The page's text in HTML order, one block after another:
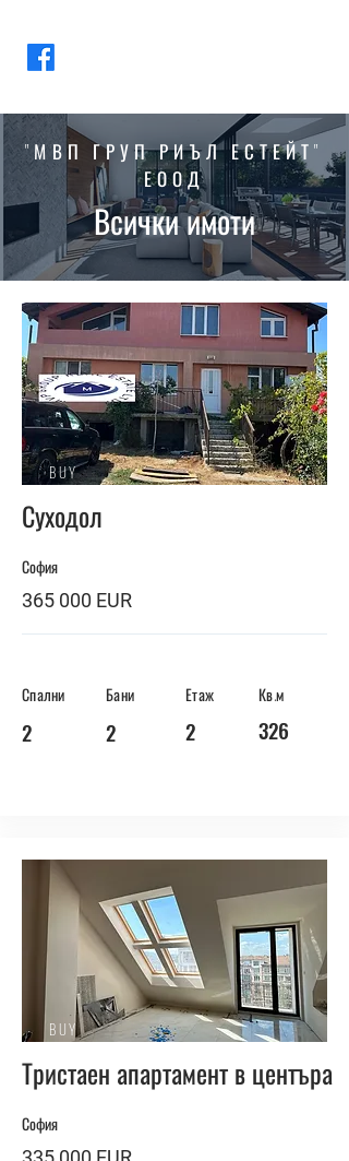
"МВП ГРУП РИЪЛ ЕСТЕЙТ"
ЕООД
Всички имоти
BUY
Суходол
София
365 000 EUR
Спални Бани Етаж Кв.м
2 2 2 326
BUY
Тристаен апартамент в центъра
София